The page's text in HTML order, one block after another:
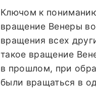
Ключом к
вращение Венеры
вращения всех
такое вращение
в прошлом, при
были вращаться в